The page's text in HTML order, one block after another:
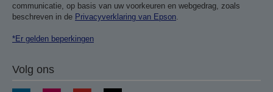
communicatie, op basis van uw voorkeuren en webgedrag, zoals
beschreven in de Privacyverklaring van Epson.
*Er gelden beperkingen
Volg ons